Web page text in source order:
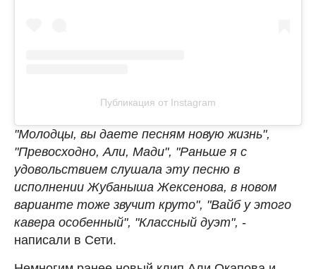
Публикация от Instagram
"Молодцы, вы даете песням новую жизнь",
"Превосходно, Али, Мади", "Раньше я с
удовольствием слушала эту песню в
исполнении Жубаныша Жексенова, в новом
варианте тоже звучит круто", "Вайб у этого
кавера особенный", "Классный дуэт", -
написали в Сети.